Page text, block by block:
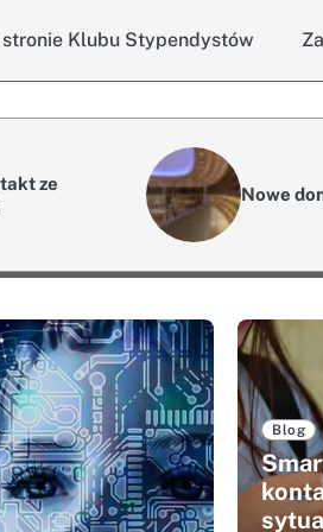
Klubu Stypendystów
ze
Nowe
Blog